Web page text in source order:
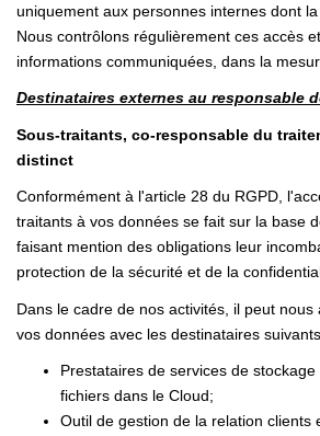
uniquement aux personnes internes dont
Nous contrôlons régulièrement ces accès
informations communiquées, dans la
Destinataires externes au responsable
Sous-traitants, co-responsable du
distinct
Conformément à l'article 28 du RGPD,
traitants à vos données se fait sur la base
faisant mention des obligations leur
protection de la sécurité et de la
Dans le cadre de nos activités, il peut
vos données avec les destinataires
Prestataires de services de
fichiers dans le Cloud;
Outil de gestion de la relation clients